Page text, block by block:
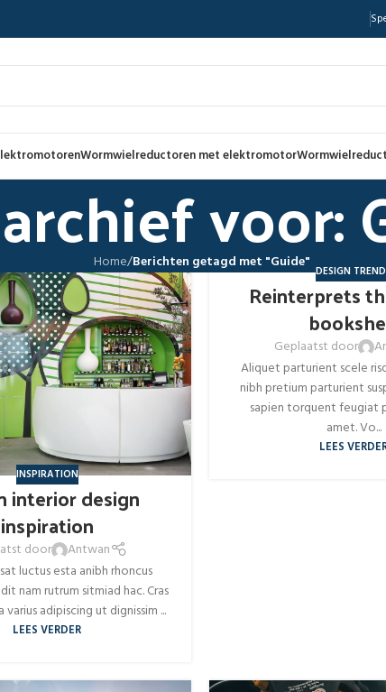
Wormwielreductoren met elektromotor
voor:
Home/Berichten getagd met "Guide"
INSPIRATION
interior design
inspiration
door
Antwan
luctus esta anibh rhoncus
nam rutrum sitmiad hac. Cras
varius adipiscing ut dignissim ...
LEES VERDER
DESIGN
Reinterprets
Geplaatst door
Aliquet parturient scele
nibh pretium parturient
sapien torquent feugiat
amet. Vo...
LEES